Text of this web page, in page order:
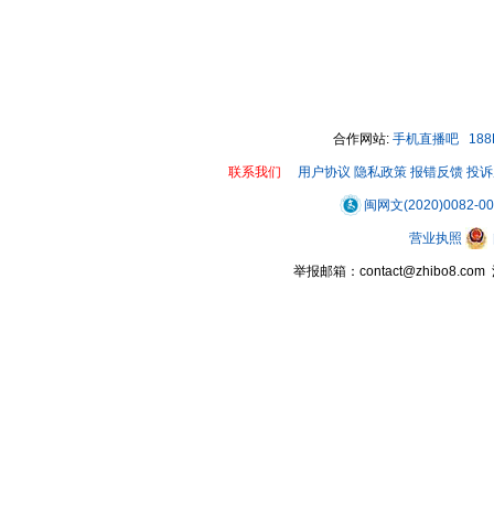
合作网站: 手机直播吧
联系我们 用户协议 隐私政策 报错反馈 投
闽网文(2020)0082-
营业执照
举报邮箱：